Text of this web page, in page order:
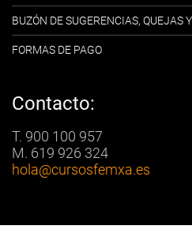
BUZÓN DE SUGERENCIAS, QUEJAS
FORMAS DE PAGO
Contacto:
T. 900 100 957
M. 619 926 324
hola@cursosfemxa.es